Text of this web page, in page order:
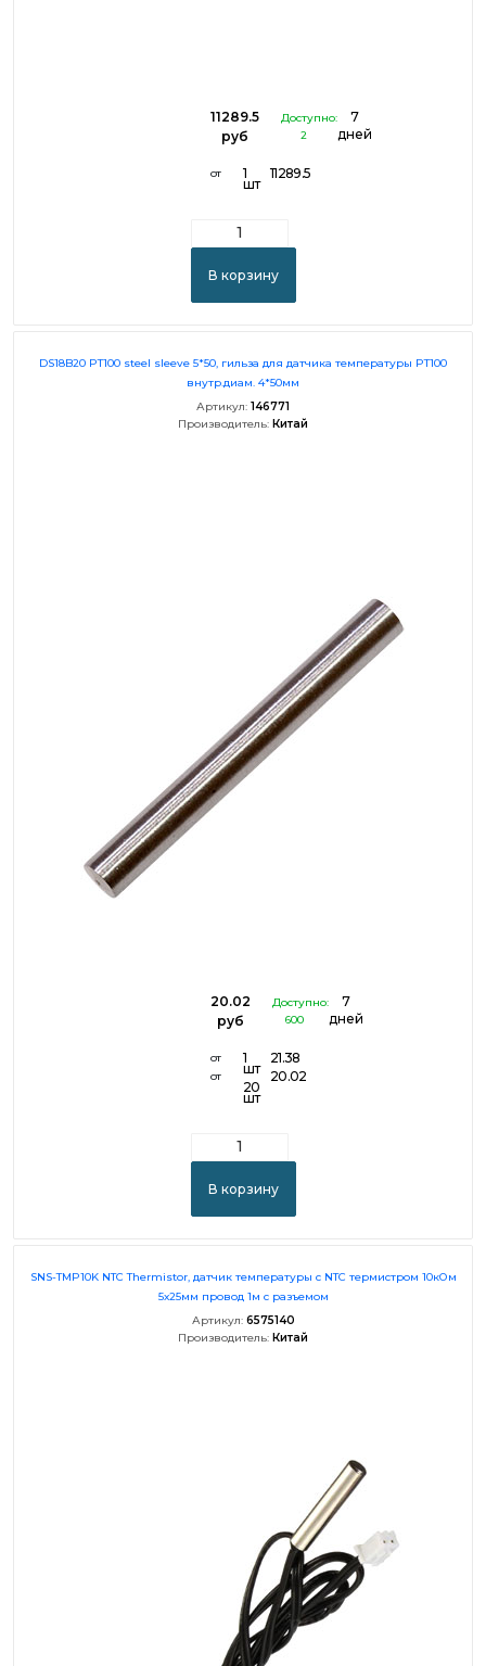
11289.5
руб
Доступно:
2
7
дней
от 1
шт
11289.5
В корзину
DS18B20 PT100 steel sleeve 5*50, гильза для датчика температуры PT100
внутр.диам. 4*50мм
Артикул: 146771
Производитель: Китай
20.02
руб
Доступно:
600
7
дней
от
от
1
шт
20
шт
21.38
20.02
В корзину
SNS-TMP10K NTC Thermistor, датчик температуры с NTC термистром 10кОм
5х25мм провод 1м с разъемом
Артикул: 6575140
Производитель: Китай